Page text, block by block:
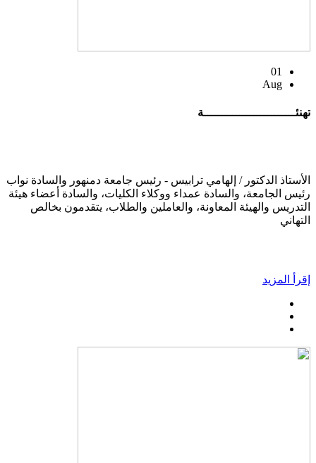
01
Aug
تهنئــــــــــــــــــــــــــة
الأستاذ الدكتور / إلهامي ترابيس - رئيس جامعة دمنهور والسادة نواب
رئيس الجامعة، والسادة عمداء ووكلاء الكليات، والسادة أعضاء هيئة
التدريس والهيئة المعاونة، والعاملين والطلاب، يتقدمون بخالص
التهاني
إقرأ المزيد